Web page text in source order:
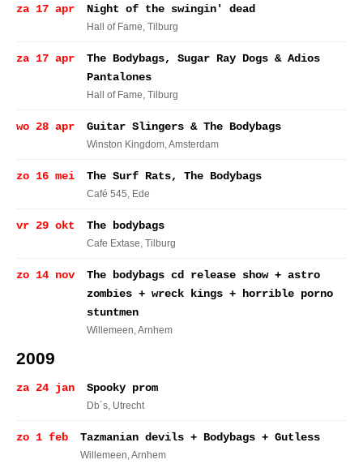
za 17 apr Night of the swingin' dead
Hall of Fame, Tilburg
za 17 apr
The Bodybags, Sugar Ray Dogs & Adios
Pantalones
Hall of Fame, Tilburg
wo 28 apr Guitar Slingers & The Bodybags
Winston Kingdom, Amsterdam
zo 16 mei The Surf Rats, The Bodybags
Café 545, Ede
vr 29 okt The bodybags
Cafe Extase, Tilburg
zo 14 nov
The bodybags cd release show + astro
zombies + wreck kings + horrible porno
stuntmen
Willemeen, Arnhem
2009
za 24 jan Spooky prom
Db´s, Utrecht
zo 1 feb Tazmanian devils + Bodybags + Gutless
Willemeen, Arnhem